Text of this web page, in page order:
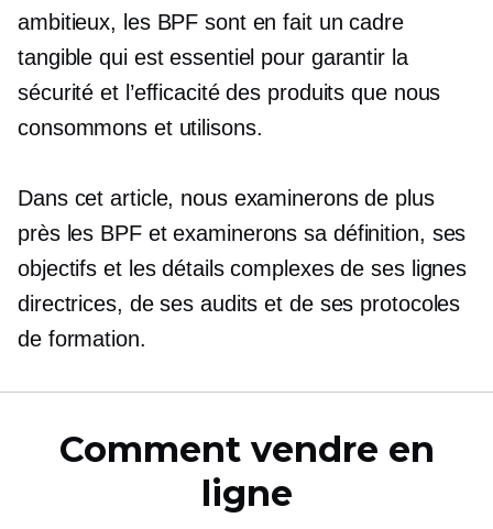
ambitieux, les BPF sont en fait un cadre
tangible qui est essentiel pour garantir la
sécurité et l’efficacité des produits que nous
consommons et utilisons.
Dans cet article, nous examinerons de plus
près les BPF et examinerons sa définition, ses
objectifs et les détails complexes de ses lignes
directrices, de ses audits et de ses protocoles
de formation.
Comment vendre en
ligne